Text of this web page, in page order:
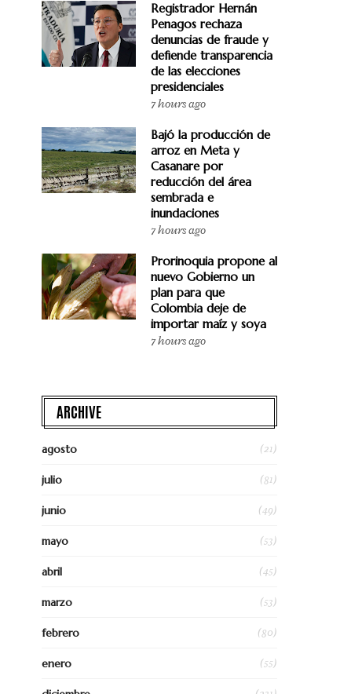
Registrador Hernán
Penagos rechaza
denuncias de fraude y
defiende transparencia
de las elecciones
presidenciales
7 hours ago
Bajó la producción de
arroz en Meta y
Casanare por
reducción del área
sembrada e
inundaciones
7 hours ago
Prorinoquia propone al
nuevo Gobierno un
plan para que
Colombia deje de
importar maíz y soya
7 hours ago
ARCHIVE
agosto (21)
julio (81)
junio (49)
mayo (53)
abril (45)
marzo (53)
febrero (80)
enero (55)